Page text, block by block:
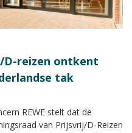
D-reizen ontkent
tak
REWE stelt dat de
van Prijsvrij/D-Reizen